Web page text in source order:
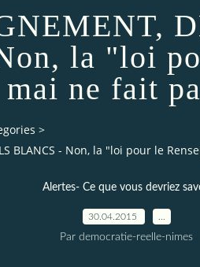
la "loi
ne fait
>
FILS BLANCS - Non, la "loi pour
Alertes- Ce que vous devriez
30.04.2015
Par democratie-reelle-nimes